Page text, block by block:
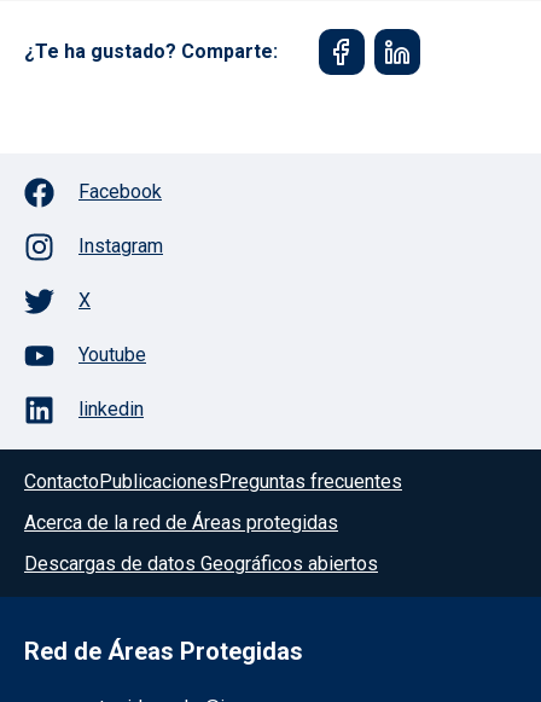
¿Te ha gustado? Comparte:
Facebook
Instagram
X
Youtube
linkedin
ContactoPublicacionesPreguntas frecuentes
Acerca de la red de Áreas protegidas
Descargas de datos Geográficos abiertos
Red de Áreas Protegidas